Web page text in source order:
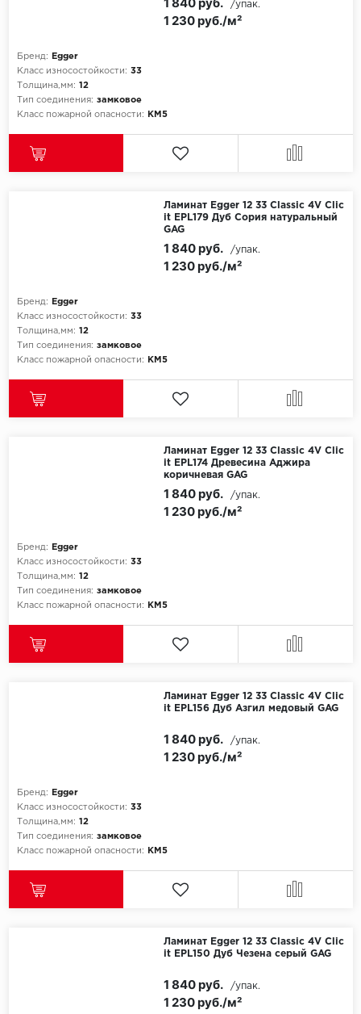
Forbo
Forbo Allura Click
Jinan PDM
KDF
Made in Belgium
Novafloor
Primavera
Бренд:
Egger
Класс износостойкости: 33
Толщина,мм: 12
Тип соединения: замковое
Класс пожарной опасности:
КМ5
1 230 руб./м²
/упак.
Ламинат Egger 12 33 Classic 4V Clic
it EPL179 Дуб Сория натуральный
GAG
Бренд:
Egger
Класс износостойкости: 33
Толщина,мм: 12
Тип соединения: замковое
Класс пожарной опасности:
КМ5
1 230 руб./м²
1 840 руб. /упак.
Ламинат Egger 12 33 Classic 4V Clic
it EPL174 Древесина Аджира
коричневая GAG
Бренд:
Egger
Класс износостойкости: 33
Толщина,мм: 12
Тип соединения: замковое
Класс пожарной опасности:
КМ5
1 230 руб./м²
1 840 руб. /упак.
Ламинат Egger 12 33 Classic 4V Clic
it EPL156 Дуб Азгил медовый GAG
Бренд:
Egger
Класс износостойкости: 33
Толщина,мм: 12
Тип соединения: замковое
Класс пожарной опасности:
КМ5
1 230 руб./м²
1 840 руб. /упак.
Ламинат Egger 12 33 Classic 4V Clic
it EPL150 Дуб Чезена серый GAG
1 230 руб./м²
1 840 руб. /упак.